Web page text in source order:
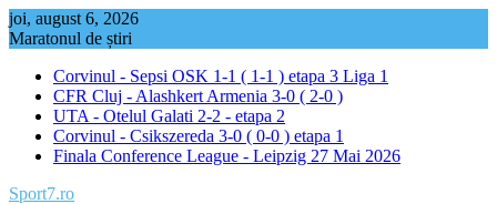
Skip
to
joi, august 6, 2026
Maratonul de știri
Corvinul - Sepsi OSK 1-1 ( 1-1 ) etapa 3 Liga 1
CFR Cluj - Alashkert Armenia 3-0 ( 2-0 )
UTA - Otelul Galati 2-2 - etapa 2
Corvinul - Csikszereda 3-0 ( 0-0 ) etapa 1
Finala Conference League - Leipzig 27 Mai 2026
Sport7.ro